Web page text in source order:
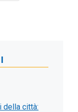
della città: